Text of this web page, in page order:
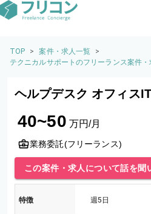
TOP > 案件・求人一覧
>
テクニカルサポートのフリーランス案件・
ヘルプデスク オフィス
40~50 万円/月
業務委託(フリーランス)
この案件・求人について話を聞
特徴 週5日